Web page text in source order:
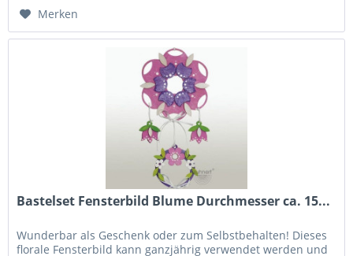
Merken
Bastelset Fensterbild Blume Durchmesser ca. 15...
Wunderbar als Geschenk oder zum Selbstbehalten! Dieses
florale Fensterbild kann ganzjährig verwendet werden und